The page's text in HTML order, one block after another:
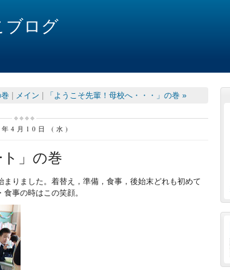
ブログ
メイン 「ようこそ先輩！母校へ・・・」の巻 »
4月10日 (水)
ト」の巻
りました。着替え，準備，食事，後始末どれも初めて
事の時はこの笑顔。